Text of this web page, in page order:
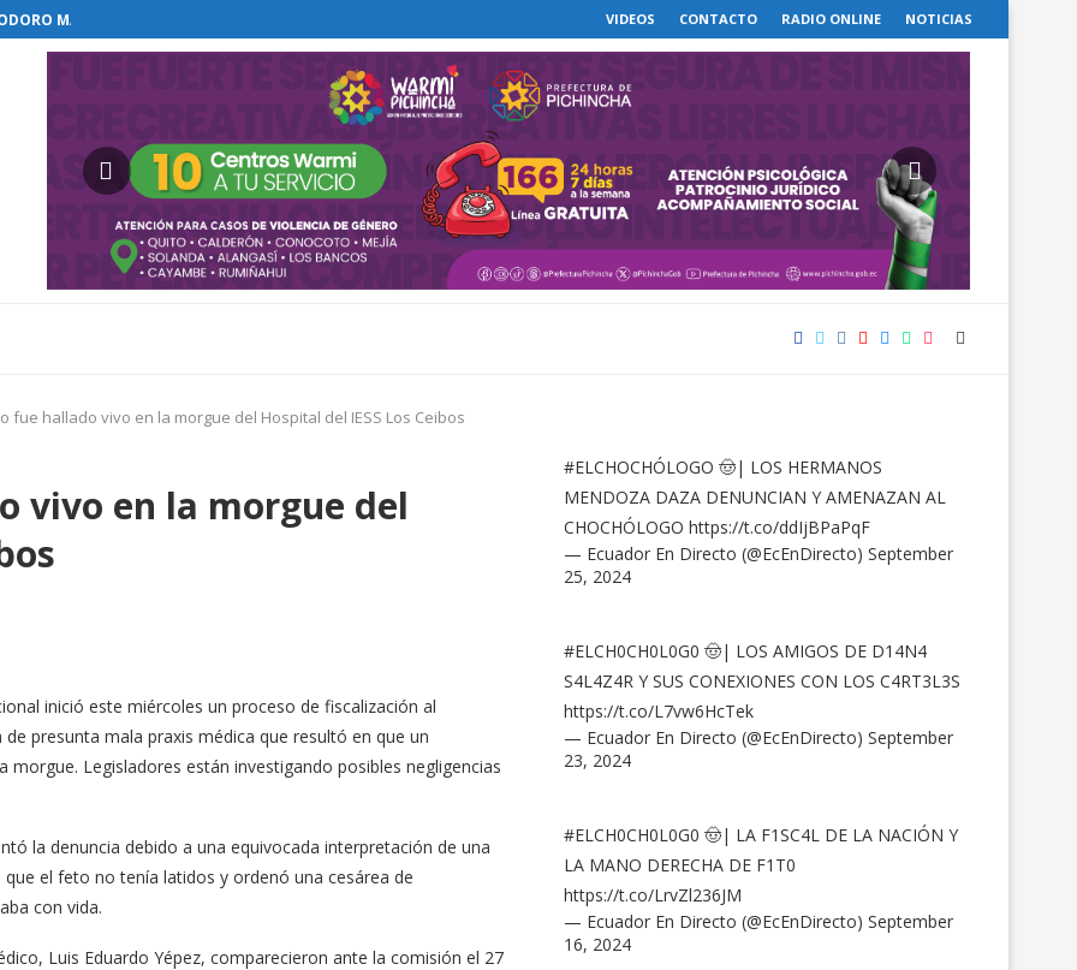
MALDONADO CARBO FUERON INSPECCIONADOS
COMENZAR EL RESTABLECIMIENTO DE...
LA VIDA EN EL MONTE...
POR LA MINERÍA ILEGAL...
A...
Y...
WN LA CASA BLANCA...
DEBATIRÁ ELIMINACIÓN DEL FUERO...
BÁSICA FAMILIAR...
VIDEOS CONTACTO RADIO ONLINE NOTICIAS
fue hallado vivo en la morgue del Hospital del IESS Los Ceibos
vivo en la morgue del
inició este miércoles un proceso de fiscalización al
presunta mala praxis médica que resultó en que un
Legisladores están investigando posibles negligencias
la denuncia debido a una equivocada interpretación de una
el feto no tenía latidos y ordenó una cesárea de
con vida.
Luis Eduardo Yépez, comparecieron ante la comisión el 27
#ELCHOCHÓLOGO 🤠| LOS HERMANOS
MENDOZA DAZA DENUNCIAN Y AMENAZAN AL
CHOCHÓLOGO https://t.co/ddIjBPaPqF
— Ecuador En Directo (@EcEnDirecto) September
25, 2024
#ELCH0CH0L0G0 🤠| LOS AMIGOS DE D14N4
S4L4Z4R Y SUS CONEXIONES CON LOS C4RT3L3S
https://t.co/L7vw6HcTek
— Ecuador En Directo (@EcEnDirecto) September
23, 2024
#ELCH0CH0L0G0 🤠| LA F1SC4L DE LA NACIÓN Y
LA MANO DERECHA DE F1T0
https://t.co/LrvZl236JM
— Ecuador En Directo (@EcEnDirecto) September
16, 2024